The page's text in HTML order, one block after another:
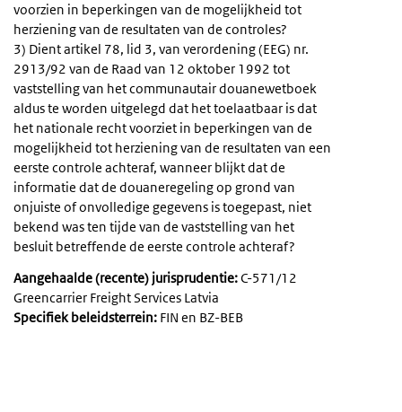
voorzien in beperkingen van de mogelijkheid tot
herziening van de resultaten van de controles?
3) Dient artikel 78, lid 3, van verordening (EEG) nr.
2913/92 van de Raad van 12 oktober 1992 tot
vaststelling van het communautair douanewetboek
aldus te worden uitgelegd dat het toelaatbaar is dat
het nationale recht voorziet in beperkingen van de
mogelijkheid tot herziening van de resultaten van een
eerste controle achteraf, wanneer blijkt dat de
informatie dat de douaneregeling op grond van
onjuiste of onvolledige gegevens is toegepast, niet
bekend was ten tijde van de vaststelling van het
besluit betreffende de eerste controle achteraf?
Aangehaalde (recente) jurisprudentie:C-571/12
Greencarrier Freight Services Latvia
Specifiek beleidsterrein: FIN en BZ-BEB